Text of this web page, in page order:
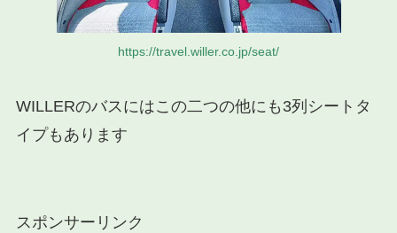
https://travel.willer.co.jp/seat/
WILLERのバスにはこの二つの他にも3列シートタ
イプもあります
スポンサーリンク